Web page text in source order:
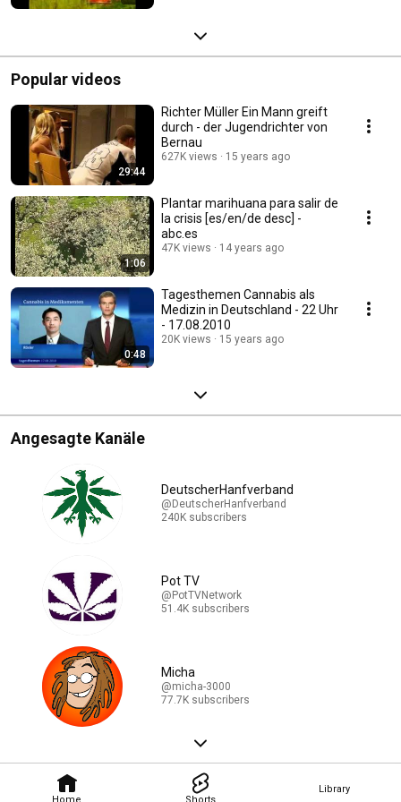
Home Shorts
Library
Popular videos
29:44
Richter Müller Ein Mann greift
durch - der Jugendrichter von
Bernau
627K views 15 years ago
1:06
Plantar marihuana para salir de
la crisis [es/en/de desc] -
abc.es
47K views 14 years ago
0:48
Tagesthemen Cannabis als
Medizin in Deutschland - 22 Uhr
- 17.08.2010
20K views 15 years ago
Angesagte Kanäle
DeutscherHanfverband
@DeutscherHanfverband
240K subscribers
Pot TV
@PotTVNetwork
51.4K subscribers
Micha
@micha-3000
77.7K subscribers